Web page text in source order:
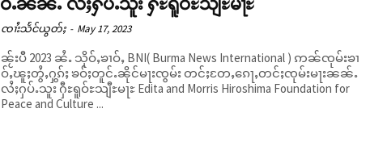
ဝႆႉၼၼ်ႉ လႆႈႁပ်ႉသူး ႁီႊရူဝ်ႊသျီႊမႃႊ
ၸၢႆးသႅင်ယွတ်ႈ - May 17, 2023
ၼႂ်းပီ 2023 ၼႆႉ သိုဝ်ႇၶၢဝ်ႇ BNI( Burma News International ) ဢၼ်ၸုမ်းၶၢ
ဝ်ႇၽူႈတွႆႇႁွၵ်ႈ ၶဝ်ႈတူင်ႉၼိုင်မႃးၸွမ်း တင်ႈတႄႇၵေႃႇတင်ႈၸုမ်းမႃးၼၼ်ႉ
လႆႈႁပ်ႉသူး ႁီႊရူဝ်ႊသျီႊမႃႊ Edita and Morris Hiroshima Foundation for
Peace and Culture ...